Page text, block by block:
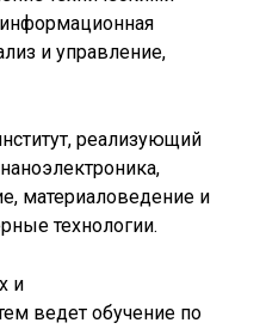
и управление,
реализующий
материаловедение и
технологии.
и
ведет обучение по